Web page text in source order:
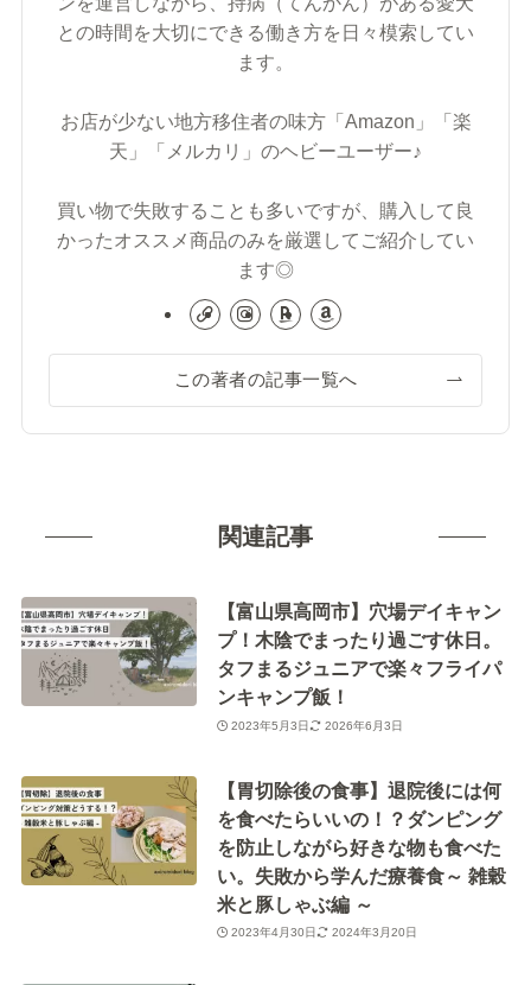
との時間を大切にできる働き方を日々模索してい
ます。
お店が少ない地方移住者の味方「Amazon」「楽
天」「メルカリ」のヘビーユーザー♪
買い物で失敗することも多いですが、購入して良
かったオススメ商品のみを厳選してご紹介してい
ます◎
この著者の記事一覧へ
関連記事
【富山県高岡市】穴場デイキャン
プ！木陰でまったり過ごす休日。
タフまるジュニアで楽々フライパ
ンキャンプ飯！
2023年5月3日 2026年6月3日
【胃切除後の食事】退院後には何
を食べたらいいの！？ダンピング
を防止しながら好きな物も食べた
い。失敗から学んだ療養食～ 雑穀
米と豚しゃぶ編 ～
2023年4月30日 2024年3月20日